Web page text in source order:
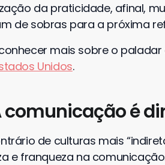
da praticidade, afinal,
de sobras para a próxima
mais sobre o
Unidos.
comunicação é
de culturas mais
e franqueza na